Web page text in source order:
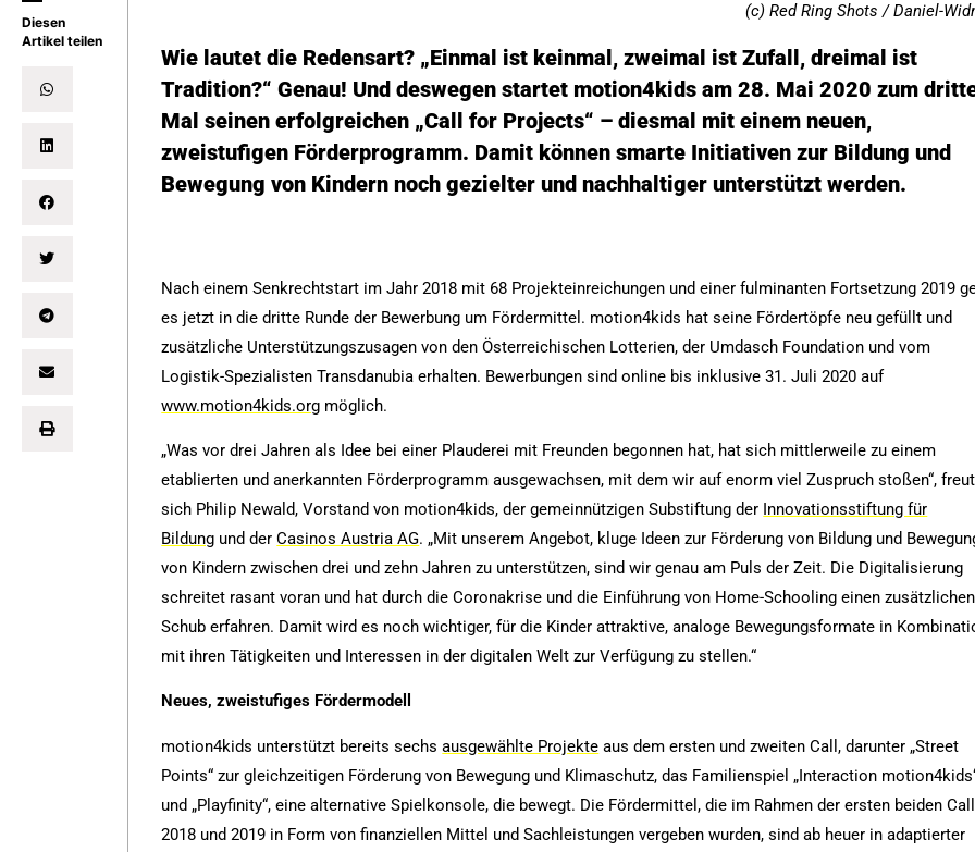
Diesen
Artikel teilen
(c) Red Ring Shots / Daniel-
Wie lautet die Redensart? „Einmal ist keinmal, zweimal ist Zufall, dreimal ist
Tradition?“ Genau! Und deswegen startet motion4kids am 28. Mai 2020 zum
Mal seinen erfolgreichen „Call for Projects“ – diesmal mit einem neuen,
zweistufigen Förderprogramm. Damit können smarte Initiativen zur Bildung und
Bewegung von Kindern noch gezielter und nachhaltiger unterstützt werden.
Nach einem Senkrechtstart im Jahr 2018 mit 68 Projekteinreichungen und einer fulminanten Fortsetzung 2019
es jetzt in die dritte Runde der Bewerbung um Fördermittel. motion4kids hat seine Fördertöpfe neu gefüllt und
zusätzliche Unterstützungszusagen von den Österreichischen Lotterien, der Umdasch Foundation und vom
Logistik-Spezialisten Transdanubia erhalten. Bewerbungen sind online bis inklusive 31. Juli 2020 auf
www.motion4kids.org möglich.
„Was vor drei Jahren als Idee bei einer Plauderei mit Freunden begonnen hat, hat sich mittlerweile zu einem
etablierten und anerkannten Förderprogramm ausgewachsen, mit dem wir auf enorm viel Zuspruch stoßen“, freut
sich Philip Newald, Vorstand von motion4kids, der gemeinnützigen Substiftung der Innovationsstiftung für
Bildung und derCasinos Austria AG. „Mit unserem Angebot, kluge Ideen zur Förderung von Bildung und
von Kindern zwischen drei und zehn Jahren zu unterstützen, sind wir genau am Puls der Zeit. Die Digitalisierung
schreitet rasant voran und hat durch die Coronakrise und die Einführung von Home-Schooling einen zusätzlichen
Schub erfahren. Damit wird es noch wichtiger, für die Kinder attraktive, analoge Bewegungsformate in
mit ihren Tätigkeiten und Interessen in der digitalen Welt zur Verfügung zu stellen.“
Neues, zweistufiges Fördermodell
motion4kids unterstützt bereits sechsausgewählte Projekte aus dem ersten und zweiten Call, darunter „Street
Points“ zur gleichzeitigen Förderung von Bewegung und Klimaschutz, das Familienspiel „Interaction
und „Playfinity“, eine alternative Spielkonsole, die bewegt. Die Fördermittel, die im Rahmen der ersten beiden
2018 und 2019 in Form von finanziellen Mittel und Sachleistungen vergeben wurden, sind ab heuer in adaptierter